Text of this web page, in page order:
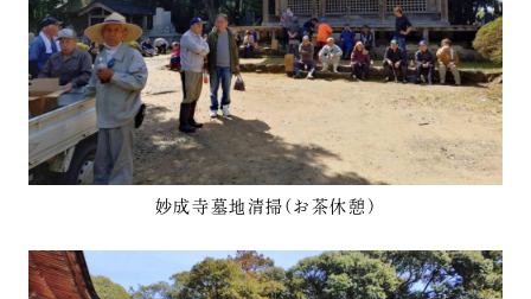
妙成寺墓地清掃(お茶休憩)